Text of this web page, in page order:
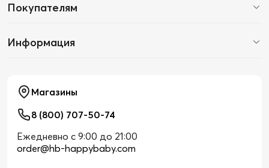
Покупателям
Информация
Магазины
8 (800) 707-50-74
Ежедневно с 9:00 до 21:00
order@hb-happybaby.com